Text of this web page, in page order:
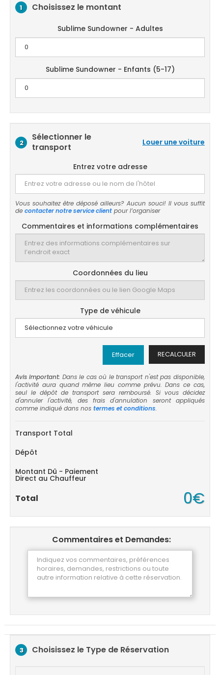
1 Choisissez le montant
Sublime Sundowner - Adultes
Sublime Sundowner - Enfants (5-17)
2
Sélectionner le
transport
Louer une voiture
Entrez votre adresse
Vous souhaitez être déposé ailleurs? Aucun souci! Il vous suffit
de contacter notre service client pour l’organiser
Commentaires et informations complémentaires
Coordonnées du lieu
Type de véhicule
RECALCULER
Effacer
Avis important: Dans le cas où le transport n'est pas disponible,
l'activité aura quand même lieu comme prévu. Dans ce cas,
seul le dépôt de transport sera remboursé. Si vous décidez
d'annuler l'activité, des frais d'annulation seront appliqués
comme indiqué dans nos termes et conditions.
Transport Total
Dépôt
Montant Dû - Paiement
Direct au Chauffeur
Total 0€
Commentaires et Demandes:
3 Choisissez le Type de Réservation